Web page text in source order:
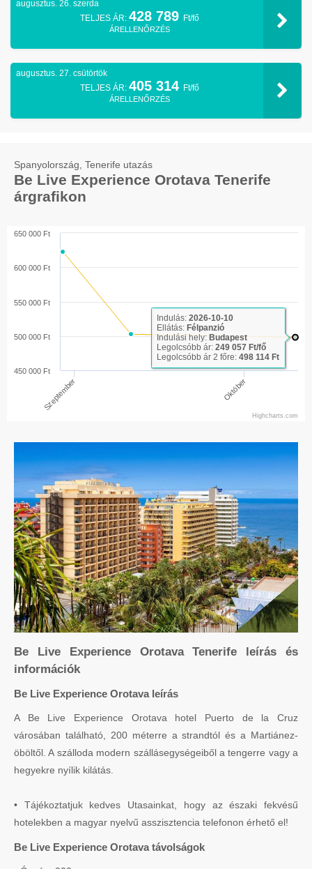
augusztus. 26. szerda
TELJES ÁR: 428 789 Ft/fő
ÁRELLENŐRZÉS
augusztus. 27. csütörtök
TELJES ÁR: 405 314 Ft/fő
ÁRELLENŐRZÉS
Spanyolország, Tenerife utazás
Be Live Experience Orotava Tenerife
árgrafikon
Szeptember Október
450 000 Ft
500 000 Ft
550 000 Ft
600 000 Ft
650 000 Ft
Highcharts.com
Indulás: 2026-10-10
Ellátás: Félpanzió
Indulási hely:Budapest
Legolcsóbb ár: 249 057 Ft/fő
Legolcsóbb ár 2 főre: 498 114 Ft
Be Live Experience Orotava Tenerife leírás és
információk
Be Live Experience Orotava leírás
A Be Live Experience Orotava hotel Puerto de la Cruz
városában található, 200 méterre a strandtól és a Martiánez-
öböltől. A szálloda modern szállásegységeiből a tengerre vagy a
hegyekre nyílik kilátás.
• Tájékoztatjuk kedves Utasainkat, hogy az északi fekvésű
hotelekben a magyar nyelvű asszisztencia telefonon érhető el!
Be Live Experience Orotava távolságok